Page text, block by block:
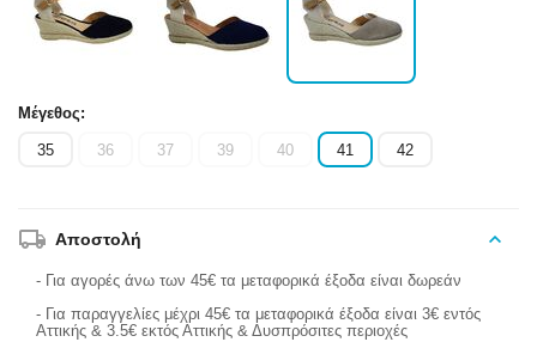
Μέγεθος:
35 36 37 39 40 41 42
Αποστολή
- Για αγορές άνω των 45€ τα μεταφορικά έξοδα είναι δωρεάν
- Για παραγγελίες μέχρι 45€ τα μεταφορικά έξοδα είναι 3€ εντός
Αττικής & 3.5€ εκτός Αττικής & Δυσπρόσιτες περιοχές